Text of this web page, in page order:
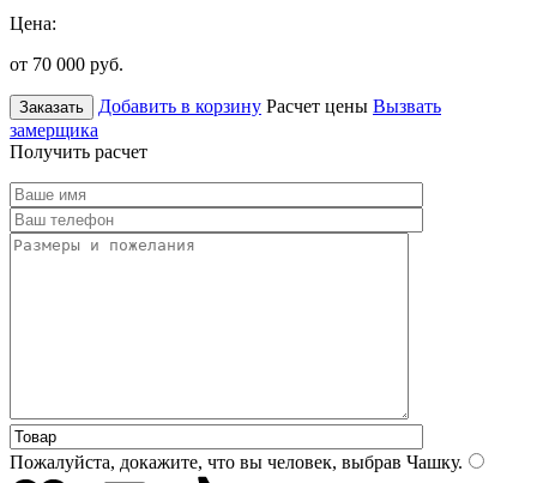
Цена:
от 70 000 руб.
Заказать Добавить в корзину Расчет цены Вызвать
замерщика
Получить расчет
Пожалуйста, докажите, что вы человек, выбрав Чашку.